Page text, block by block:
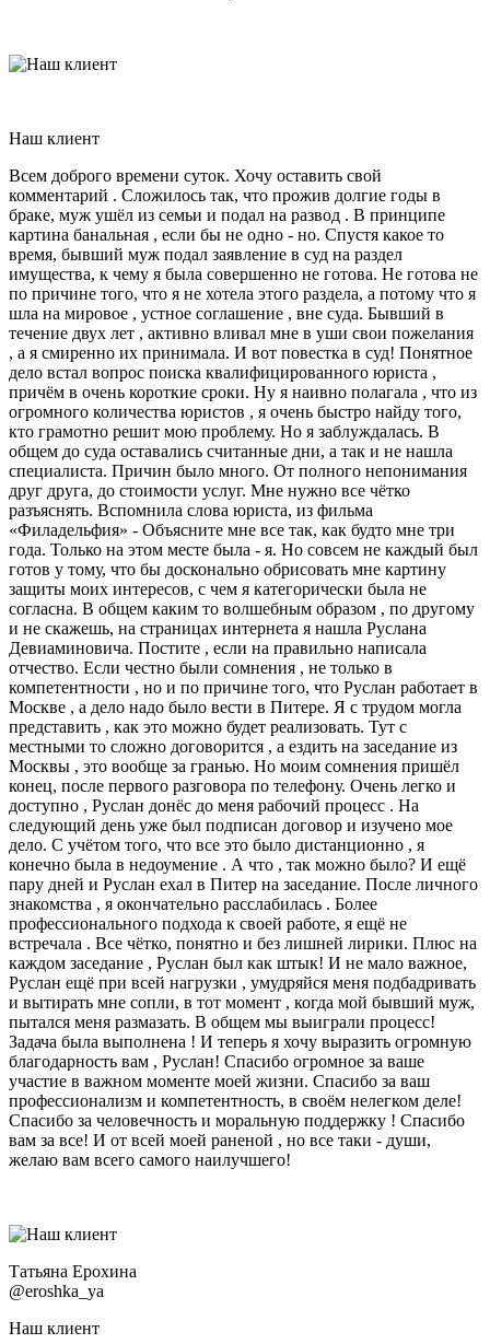
Наш клиент
Всем доброго времени суток. Хочу оставить свой
комментарий . Сложилось так, что прожив долгие годы в
браке, муж ушёл из семьи и подал на развод . В принципе
картина банальная , если бы не одно - но. Спустя какое то
время, бывший муж подал заявление в суд на раздел
имущества, к чему я была совершенно не готова. Не готова не
по причине того, что я не хотела этого раздела, а потому что я
шла на мировое , устное соглашение , вне суда. Бывший в
течение двух лет , активно вливал мне в уши свои пожелания
, а я смиренно их принимала. И вот повестка в суд! Понятное
дело встал вопрос поиска квалифицированного юриста ,
причём в очень короткие сроки. Ну я наивно полагала , что из
огромного количества юристов , я очень быстро найду того,
кто грамотно решит мою проблему. Но я заблуждалась. В
общем до суда оставались считанные дни, а так и не нашла
специалиста. Причин было много. От полного непонимания
друг друга, до стоимости услуг. Мне нужно все чётко
разъяснять. Вспомнила слова юриста, из фильма
«Филадельфия» - Объясните мне все так, как будто мне три
года. Только на этом месте была - я. Но совсем не каждый был
готов у тому, что бы досконально обрисовать мне картину
защиты моих интересов, с чем я категорически была не
согласна. В общем каким то волшебным образом , по другому
и не скажешь, на страницах интернета я нашла Руслана
Девиаминовича. Постите , если на правильно написала
отчество. Если честно были сомнения , не только в
компетентности , но и по причине того, что Руслан работает в
Москве , а дело надо было вести в Питере. Я с трудом могла
представить , как это можно будет реализовать. Тут с
местными то сложно договорится , а ездить на заседание из
Москвы , это вообще за гранью. Но моим сомнения пришёл
конец, после первого разговора по телефону. Очень легко и
доступно , Руслан донёс до меня рабочий процесс . На
следующий день уже был подписан договор и изучено мое
дело. С учётом того, что все это было дистанционно , я
конечно была в недоумение . А что , так можно было? И ещё
пару дней и Руслан ехал в Питер на заседание. После личного
знакомства , я окончательно расслабилась . Более
профессионального подхода к своей работе, я ещё не
встречала . Все чётко, понятно и без лишней лирики. Плюс на
каждом заседание , Руслан был как штык! И не мало важное,
Руслан ещё при всей нагрузки , умудряйся меня подбадривать
и вытирать мне сопли, в тот момент , когда мой бывший муж,
пытался меня размазать. В общем мы выиграли процесс!
Задача была выполнена ! И теперь я хочу выразить огромную
благодарность вам , Руслан! Спасибо огромное за ваше
участие в важном моменте моей жизни. Спасибо за ваш
профессионализм и компетентность, в своём нелегком деле!
Спасибо за человечность и моральную поддержку ! Спасибо
вам за все! И от всей моей раненой , но все таки - души,
желаю вам всего самого наилучшего!
Татьяна Ерохина
@eroshka_ya
Наш клиент